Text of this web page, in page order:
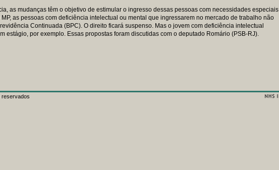
as mudanças têm o objetivo de estimular o ingresso dessas pessoas com necessidades especiais
as pessoas com deficiência intelectual ou mental que ingressarem no mercado de trabalho não
Continuada (BPC). O direito ficará suspenso. Mas o jovem com deficiência intelectual
estágio, por exemplo. Essas propostas foram discutidas com o deputado Romário (PSB-RJ).
reservados